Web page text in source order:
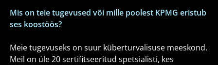
Mis on teie tugevused või mille poolest KPMG eristub
ses koostöös?
Meie tugevuseks on suur küberturvalisuse meeskond.
Meil on üle 20 sertifitseeritud spetsialisti, kes